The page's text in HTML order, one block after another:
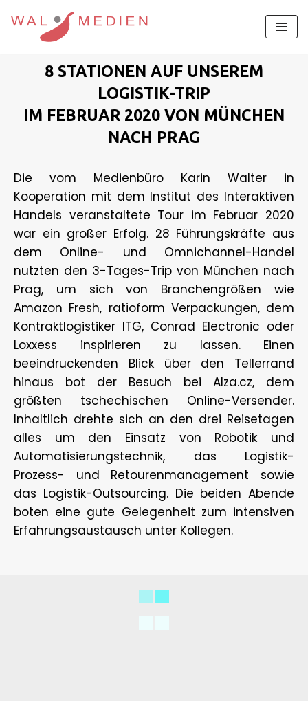
springen8 STATIONEN AUF UNSEREM
LOGISTIK-TRIP
IM FEBRUAR 2020 VON MÜNCHEN
NACH PRAG
Die vom Medienbüro Karin Walter in
Kooperation mit dem Institut des Interaktiven
Handels veranstaltete Tour im Februar 2020
war ein großer Erfolg. 28 Führungskräfte aus
dem Online- und Omnichannel-Handel
nutzten den 3-Tages-Trip von München nach
Prag, um sich von Branchengrößen wie
Amazon Fresh, ratioform Verpackungen, dem
Kontraktlogistiker ITG, Conrad Electronic oder
Loxxess inspirieren zu lassen. Einen
beeindruckenden Blick über den Tellerrand
hinaus bot der Besuch bei Alza.cz, dem
größten tschechischen Online-Versender.
Inhaltlich drehte sich an den drei Reisetagen
alles um den Einsatz von Robotik und
Automatisierungstechnik, das Logistik-
Prozess- und Retourenmanagement sowie
das Logistik-Outsourcing. Die beiden Abende
boten eine gute Gelegenheit zum intensiven
Erfahrungsaustausch unter Kollegen.